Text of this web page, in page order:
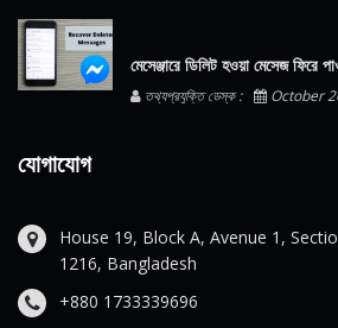
মেসেঞ্জারে ডিলিট হওয়া মেসেজ ফিরে
তথ্যপ্রযুক্তি ডেস্ক : October
যোগাযোগ
House 19, Block A, Avenue 1,
1216, Bangladesh
+880 1733339696